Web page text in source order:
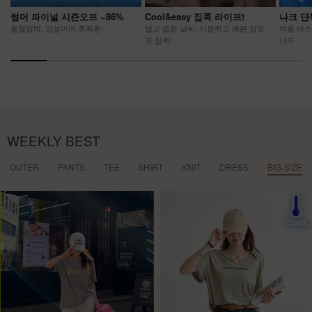
썸머 파이널 시즌오프 ~86%
품절임박, 망설이면 후회뿐!
Cool&easy 집콕 라이프!
덥고 습한 날씨, 시원하고 예쁜 잠옷
과 집콕!
나크
여름 베
나자
WEEKLY BEST
OUTER PANTS TEE SHIRT KNIT DRESS BIG-SIZE